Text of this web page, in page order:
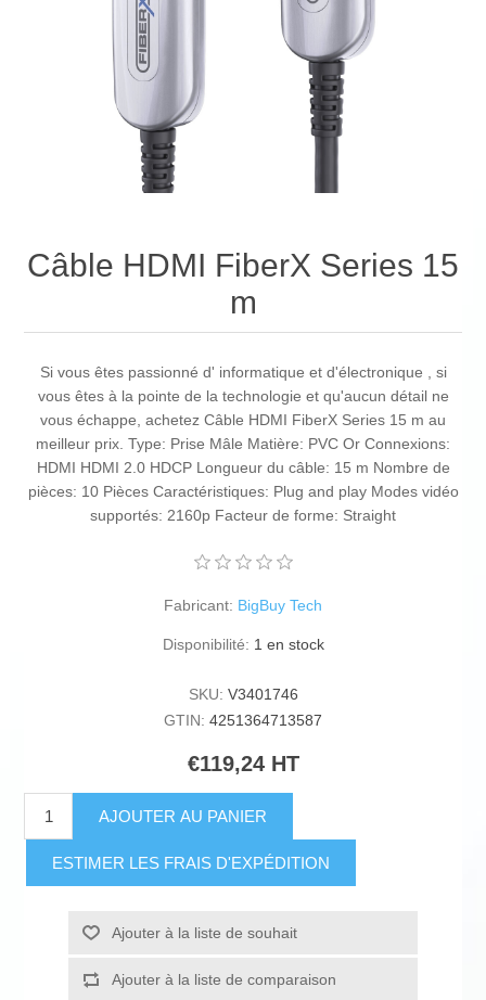
Câble HDMI FiberX Series 15
m
Si vous êtes passionné d' informatique et d'électronique , si
vous êtes à la pointe de la technologie et qu'aucun détail ne
vous échappe, achetez Câble HDMI FiberX Series 15 m au
meilleur prix. Type: Prise Mâle Matière: PVC Or Connexions:
HDMI HDMI 2.0 HDCP Longueur du câble: 15 m Nombre de
pièces: 10 Pièces Caractéristiques: Plug and play Modes vidéo
supportés: 2160p Facteur de forme: Straight
Fabricant: BigBuy Tech
Disponibilité: 1 en stock
SKU: V3401746
GTIN: 4251364713587
€119,24 HT
AJOUTER AU PANIER
ESTIMER LES FRAIS D'EXPÉDITION
Ajouter à la liste de souhait
Ajouter à la liste de comparaison